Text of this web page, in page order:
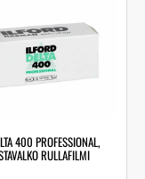
400 PROFESSIONAL,
RULLAFILMI